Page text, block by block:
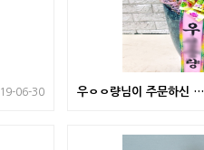
19-06-30
우ㅇㅇ량님이 주문하신 관